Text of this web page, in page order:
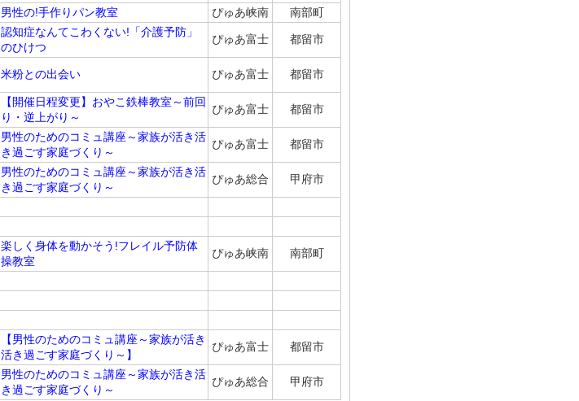
男性の!手作りパン教室 ぴゅあ峡南 南部町
認知症なんてこわくない!「介護予防」
のひけつ
ぴゅあ富士 都留市
米粉との出会い ぴゅあ富士 都留市
【開催日程変更】おやこ鉄棒教室～前回
り・逆上がり～
ぴゅあ富士 都留市
男性のためのコミュ講座～家族が活き活
き過ごす家庭づくり～
ぴゅあ富士 都留市
男性のためのコミュ講座～家族が活き活
き過ごす家庭づくり～
ぴゅあ総合 甲府市
楽しく身体を動かそう!フレイル予防体
操教室
ぴゅあ峡南 南部町
【男性のためのコミュ講座～家族が活き
活き過ごす家庭づくり～】
ぴゅあ富士 都留市
男性のためのコミュ講座～家族が活き活
き過ごす家庭づくり～
ぴゅあ総合 甲府市